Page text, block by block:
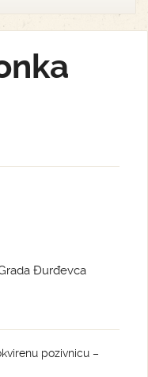
Đurđevca
pozivnicu –